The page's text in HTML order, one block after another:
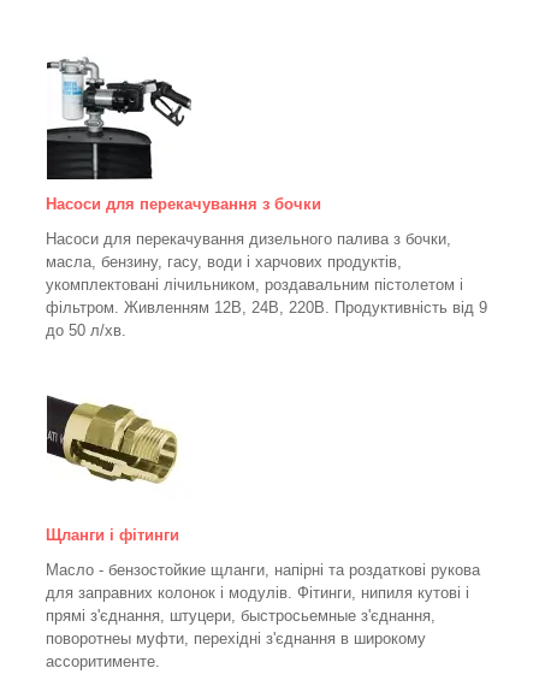
Насоси для перекачування з бочки
Насоси для перекачування дизельного палива з бочки,
масла, бензину, гасу, води і харчових продуктів,
укомплектовані лічильником, роздавальним пістолетом і
фільтром. Живленням 12В, 24В, 220В. Продуктивність від 9
до 50 л/хв.
Щланги і фітинги
Масло - бензостойкие щланги, напірні та роздаткові рукова
для заправних колонок і модулів. Фітинги, нипиля кутові і
прямі з'єднання, штуцери, быстросьемные з'єднання,
поворотнеы муфти, перехідні з'єднання в широкому
ассоритименте.